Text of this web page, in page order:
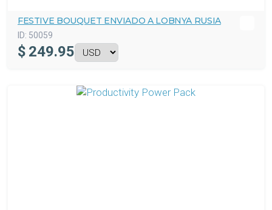
FESTIVE BOUQUET ENVIADO A LOBNYA RUSIA
ID: 50059
$ 249.95